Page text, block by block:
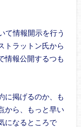
て情報開示を行う
トラットン氏から
情報公開するつも
に掲げるのか、も
から、もっと早い
になるところで